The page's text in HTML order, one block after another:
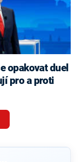
pro a proti